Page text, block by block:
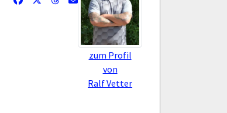
zum Profil
von
Ralf Vetter